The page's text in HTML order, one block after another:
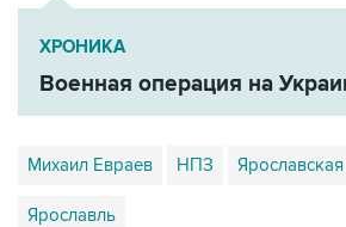
ХРОНИКА
Военная операция на
Михаил Евраев НПЗ
Ярославль